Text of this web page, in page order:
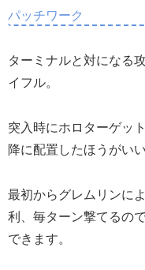
パッチワーク
ターミナルと対になる
イフル。
突入時にホロターゲッ
降に配置したほうがいい
最初からグレムリンに
利、毎ターン撃てるの
できます。